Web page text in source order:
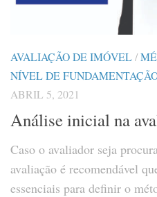
AVALIAÇÃO DE IMÓVEL/
NÍVEL DE
ABRIL 5, 2021
Análise inicial na
Caso o avaliador seja
avaliação é recomendável
essenciais para definir o